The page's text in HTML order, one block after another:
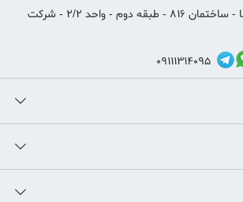
رشت - چهارراه پورسینا - ساختمان 816 - طبقه دوم - واحد 2/2 - شرکت
09111314095